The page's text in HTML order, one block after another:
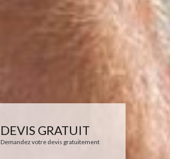
DEVIS GRATUIT
Demandez votre devis gratuitement